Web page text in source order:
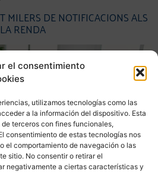
el consentimiento
utilizamos tecnologías como las
a la información del dispositivo. Esta
terceros con fines funcionales,
consentimiento de estas tecnologías nos
el comportamiento de navegación o las
sitio. No consentir o retirar el
negativamente a ciertas características y
MILERS DE NOTIFICACIONS ALS
RENDA